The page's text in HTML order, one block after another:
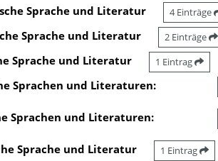
Sprache und Literatur 4 Einträge
Sprache und Literatur 2 Einträge
Sprache und Literatur 1 Eintrag
Sprachen und Literaturen:
Sprachen und Literaturen:
Sprache und Literatur 1 Eintrag